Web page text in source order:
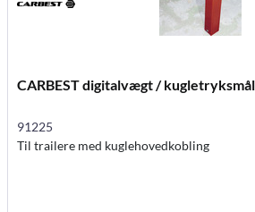
CARBEST digitalvægt /
91225
Til trailere med kuglehovedkobling